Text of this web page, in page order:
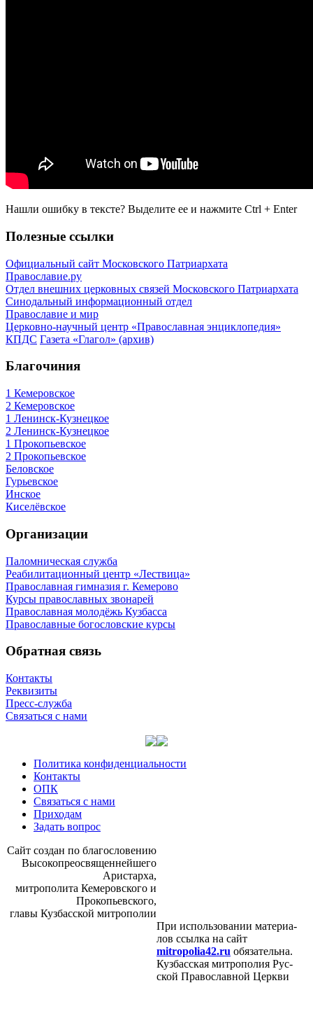
Нашли ошибку в тексте? Выделите ее и нажмите Ctrl + Enter
Полезные ссылки
Официальный сайт Московского Патриархата
Православие.ру
Отдел внешних церковных связей Московского Патриархата
Синодальный информационный отдел
Православие и мир
Церковно-научный центр «Православная энциклопедия»
КПДС Газета «Глагол» (архив)
Благочиния
1 Кемеровское
2 Кемеровское
1 Ленинск-Кузнецкое
2 Ленинск-Кузнецкое
1 Прокопьевское
2 Прокопьевское
Беловское
Гурьевское
Инское
Киселёвское
Организации
Паломническая служба
Реабилитационный центр «Лествица»
Православная гимназия г. Кемерово
Курсы православных звонарей
Православная молодёжь Кузбасса
Православные богословские курсы
Обратная связь
Контакты
Реквизиты
Пресс-служба
Связаться с нами
Политика конфиденциальности
Контакты
ОПК
Связаться с нами
Приходам
Задать вопрос
Сайт со­здан по бла­го­сло­ве­нию
Вы­со­ко­прео­свя­щен­ней­ше­го
Ари­стар­ха,
мит­ро­по­ли­та Ке­ме­ров­ско­го и
Про­ко­пьев­ско­го,
гла­вы Куз­бас­ской мит­ро­по­лии
При ис­поль­зо­ва­нии ма­те­ри­а­
лов ссыл­ка на сайт
mitropolia42.ru обя­за­тель­на.
Куз­бас­ская мит­ро­по­лия Рус­
ской Пра­во­слав­ной Церк­ви